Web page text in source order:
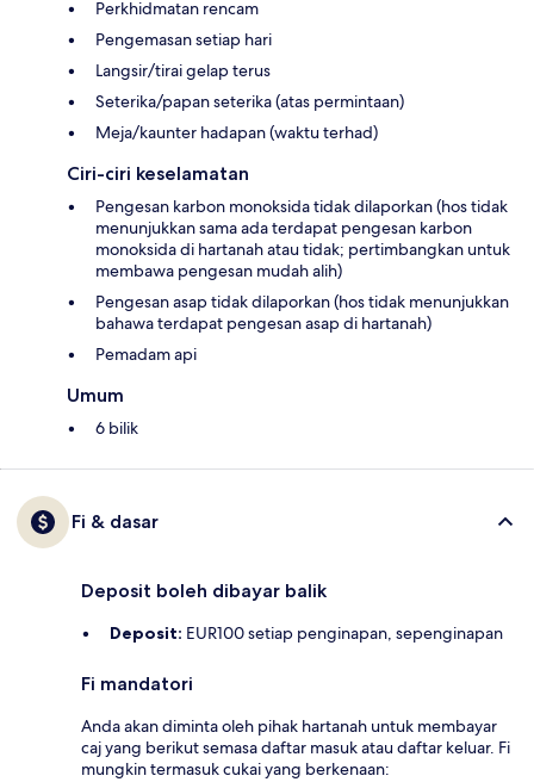
Perkhidmatan rencam
Pengemasan setiap hari
Langsir/tirai gelap terus
Seterika/papan seterika (atas permintaan)
Meja/kaunter hadapan (waktu terhad)
Ciri-ciri keselamatan
Pengesan karbon monoksida tidak dilaporkan (hos tidak
menunjukkan sama ada terdapat pengesan karbon
monoksida di hartanah atau tidak; pertimbangkan untuk
membawa pengesan mudah alih)
Pengesan asap tidak dilaporkan (hos tidak menunjukkan
bahawa terdapat pengesan asap di hartanah)
Pemadam api
Umum
6 bilik
Fi & dasar
Deposit boleh dibayar balik
Deposit: EUR100 setiap penginapan, sepenginapan
Fi mandatori
Anda akan diminta oleh pihak hartanah untuk membayar
caj yang berikut semasa daftar masuk atau daftar keluar. Fi
mungkin termasuk cukai yang berkenaan: